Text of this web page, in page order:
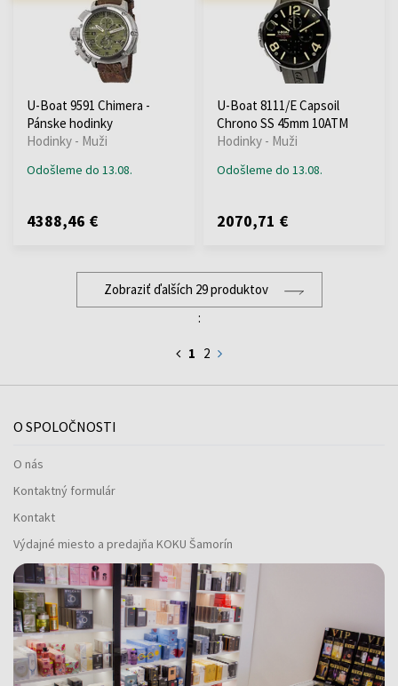
U-Boat 9591 Chimera -
Pánske hodinky
Hodinky - Muži
Odošleme do 13.08.
4388,46 €
U-Boat 8111/E Capsoil
Chrono SS 45mm 10ATM
Hodinky - Muži
Odošleme do 13.08.
2070,71 €
Zobraziť ďalších 29 produktov
:
1 2
O SPOLOČNOSTI
O nás
Kontaktný formulár
Kontakt
Výdajné miesto a predajňa KOKU Šamorín